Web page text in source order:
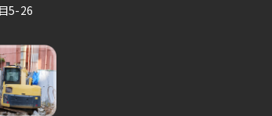
5-26